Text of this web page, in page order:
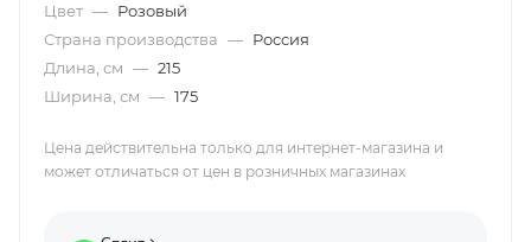
Цвет — Розовый
Страна производства — Россия
Длина, см — 215
Ширина, см — 175
Цена действительна только для интернет-магазина и
может отличаться от цен в розничных магазинах